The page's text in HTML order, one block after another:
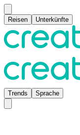
Reisen Unterkünfte
Trends Sprache